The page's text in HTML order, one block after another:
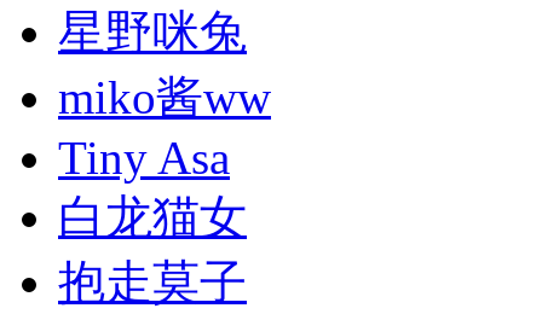
星野咪兔
miko酱ww
Tiny Asa
白龙猫女
抱走莫子